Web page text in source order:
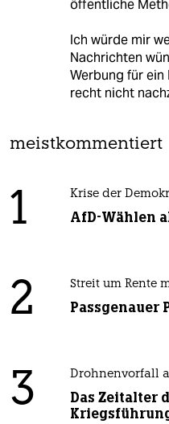
öffentliche
Ich würde mir
Nachrichten
Werbung für
recht nicht
meistkommentiert
1 Krise der
AfD-Wählen
2 Streit um Rente
Passgenauer
3 Drohnenvorfall
Das Zeitalter